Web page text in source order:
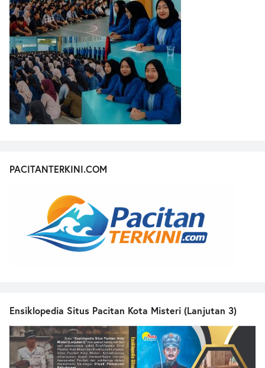
PACITANTERKINI.COM
Ensiklopedia Situs Pacitan Kota Misteri (Lanjutan 3)